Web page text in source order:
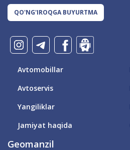
QO'NG'IROQGA BUYURTMA
Avtomobillar
Avtoservis
Yangiliklar
Jamiyat haqida
Geomanzil